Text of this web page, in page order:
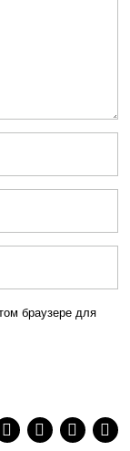
браузере для